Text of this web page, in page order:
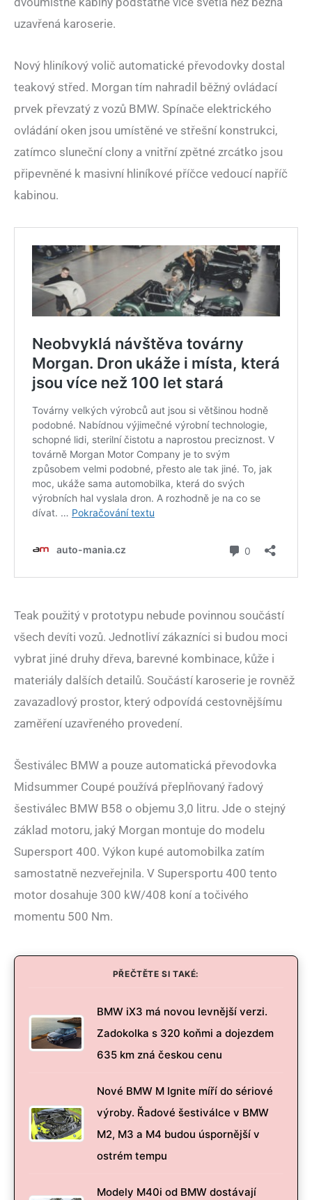
uzavřená karoserie.
Nový hliníkový volič automatické převodovky dostal
teakový střed. Morgan tím nahradil běžný ovládací
prvek převzatý z vozů BMW. Spínače elektrického
ovládání oken jsou umístěné ve střešní konstrukci,
zatímco sluneční clony a vnitřní zpětné zrcátko jsou
připevněné k masivní hliníkové příčce vedoucí napříč
kabinou.
Teak použitý v prototypu nebude povinnou součástí
všech devíti vozů. Jednotliví zákazníci si budou moci
vybrat jiné druhy dřeva, barevné kombinace, kůže i
materiály dalších detailů. Součástí karoserie je rovněž
zavazadlový prostor, který odpovídá cestovnějšímu
zaměření uzavřeného provedení.
Šestiválec BMW a pouze automatická převodovka
Midsummer Coupé používá přeplňovaný řadový
šestiválec BMW B58 o objemu 3,0 litru. Jde o stejný
základ motoru, jaký Morgan montuje do modelu
Supersport 400. Výkon kupé automobilka zatím
samostatně nezveřejnila. V Supersportu 400 tento
motor dosahuje 300 kW/408 koní a točivého
momentu 500 Nm.
PŘEČTĚTE SI TAKÉ:
BMW iX3 má novou levnější verzi.
Zadokolka s 320 koňmi a dojezdem
635 km zná českou cenu
Nové BMW M Ignite míří do sériové
výroby. Řadové šestiválce v BMW
M2, M3 a M4 budou úspornější v
ostrém tempu
Modely M40i od BMW dostávají